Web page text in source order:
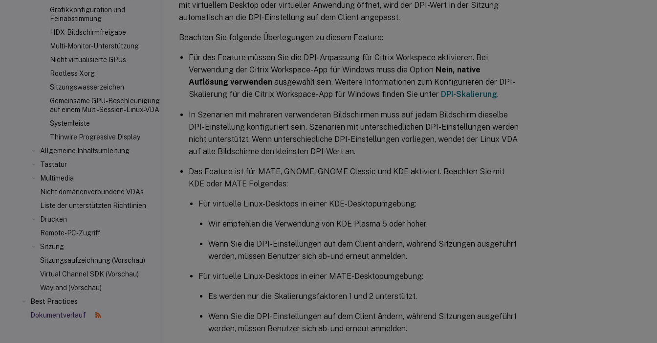
Grafikkonfiguration und
Feinabstimmung
HDX-Bildschirmfreigabe
Multi-Monitor-Unterstützung
Nicht virtualisierte GPUs
Rootless Xorg
Sitzungswasserzeichen
Gemeinsame GPU-Beschleunigung
auf einem Multi-Session-Linux-VDA
Systemleiste
Thinwire Progressive Display
Allgemeine Inhaltsumleitung
Tastatur
Multimedia
Nicht domänenverbundene VDAs
Liste der unterstützten Richtlinien
Drucken
Remote-PC-Zugriff
Sitzung
Sitzungsaufzeichnung (Vorschau)
Virtual Channel SDK (Vorschau)
Wayland (Vorschau)
Best Practices
Dokumentverlauf
mit virtuellem Desktop oder virtueller Anwendung öffnet, wird der DPI-Wert in der Sitzung
automatisch an die DPI-Einstellung auf dem Client angepasst.
Beachten Sie folgende Überlegungen zu diesem Feature:
Für das Feature müssen Sie die DPI-Anpassung für Citrix Workspace aktivieren. Bei
Verwendung der Citrix Workspace-App für Windows muss die Option Nein, native
Auflösung verwenden ausgewählt sein. Weitere Informationen zum Konfigurieren der DPI-
Skalierung für die Citrix Workspace-App für Windows finden Sie unter DPI-Skalierung.
In Szenarien mit mehreren verwendeten Bildschirmen muss auf jedem Bildschirm dieselbe
DPI-Einstellung konfiguriert sein. Szenarien mit unterschiedlichen DPI-Einstellungen werden
nicht unterstützt. Wenn unterschiedliche DPI-Einstellungen vorliegen, wendet der Linux VDA
auf alle Bildschirme den kleinsten DPI-Wert an.
Das Feature ist für MATE, GNOME, GNOME Classic und KDE aktiviert. Beachten Sie mit
KDE oder MATE Folgendes:
Für virtuelle Linux-Desktops in einer KDE-Desktopumgebung:
Wir empfehlen die Verwendung von KDE Plasma 5 oder höher.
Wenn Sie die DPI-Einstellungen auf dem Client ändern, während Sitzungen ausgeführt
werden, müssen Benutzer sich ab- und erneut anmelden.
Für virtuelle Linux-Desktops in einer MATE-Desktopumgebung:
Es werden nur die Skalierungsfaktoren 1 und 2 unterstützt.
Wenn Sie die DPI-Einstellungen auf dem Client ändern, während Sitzungen ausgeführt
werden, müssen Benutzer sich ab- und erneut anmelden.